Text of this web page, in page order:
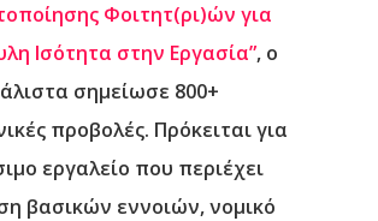
Φοιτητ(ρι)ών για
Ισότητα στην Εργασία”, ο
σημείωσε 800+
προβολές. Πρόκειται για
εργαλείο που περιέχει
βασικών εννοιών, νομικό
Αρχική
Υπηρεσίες